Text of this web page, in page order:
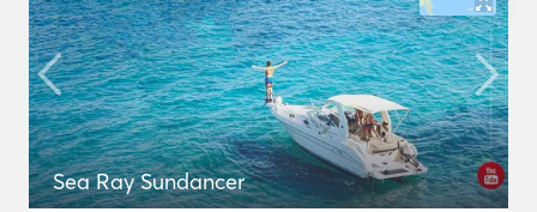
Sea Ray Sundancer